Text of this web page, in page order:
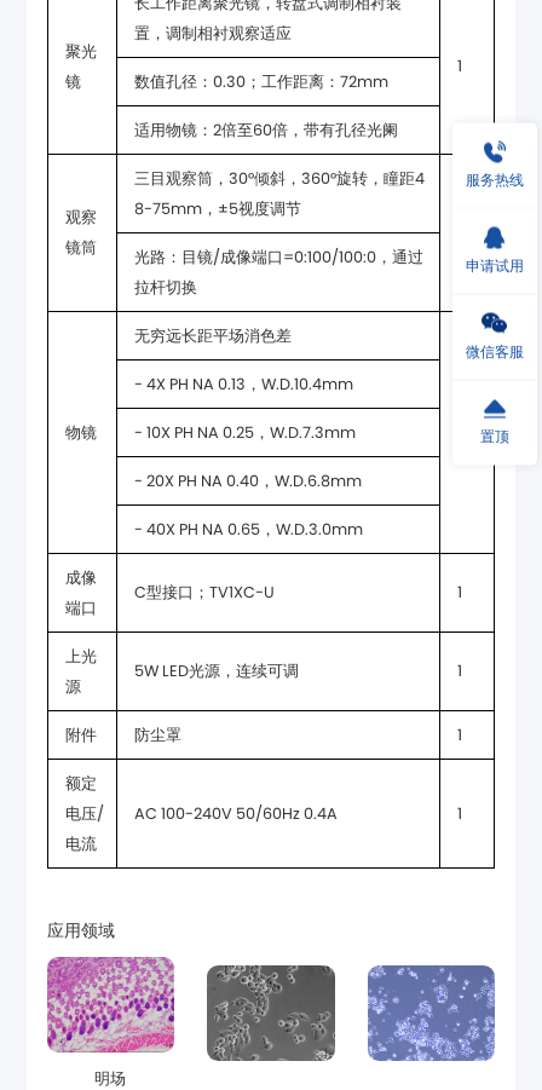
镜
置，调制相衬观察适应
1
数值孔径：0.30；工作距离：72mm
适用物镜：2倍至60倍，带有孔径光阑
镜筒
8-75mm，±5视度调节
拉杆切换
物镜
无穷远长距平场消色差
- 4X PH NA 0.13，W.D.10.4mm
- 10X PH NA 0.25，W.D.7.3mm
- 20X PH NA 0.40，W.D.6.8mm
- 40X PH NA 0.65，W.D.3.0mm
端口
C型接口；TV1XC-U 1
源
5W LED光源，连续可调 1
附件 防尘罩 1
电流
AC 100-240V 50/60Hz 0.4A 1
应用领域
明场
服务热线
申请试用
微信客服
置顶